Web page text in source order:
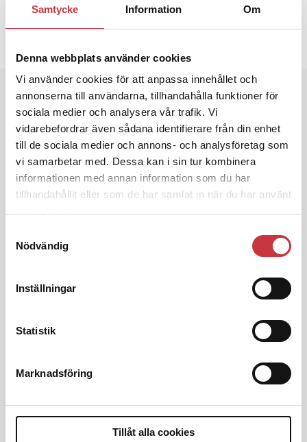
Samtycke Information Om
Denna webbplats använder cookies
Vi använder cookies för att anpassa innehållet och
annonserna till användarna, tillhandahålla funktioner för
sociala medier och analysera vår trafik. Vi
vidarebefordrar även sådana identifierare från din enhet
till de sociala medier och annons- och analysföretag som
vi samarbetar med. Dessa kan i sin tur kombinera
informationen med annan information som du har
tillhandahållit eller som de har samlat in när du har använt
Nödvändig
Inställningar
Statistik
Marknadsföring
Tillåt alla cookies
15 maj 2011
3 juni 2026
Klart: Ingångslönen höjs med 2 300
kronor
4 juni 2026
Insändare:Miljoner i sjön –
– nu ska han lära sig grunderna
4 juni 2026
att rättas till”